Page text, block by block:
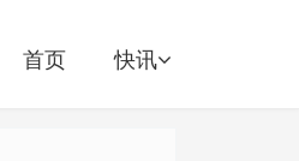
首页 快讯